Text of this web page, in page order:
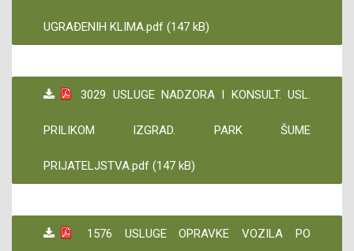
UGRAĐENIH KLIMA.pdf (147 kB)
3029 USLUGE NADZORA I KONSULT. USL.
PRILIKOM IZGRAD. PARK ŠUME
PRIJATELJSTVA.pdf (147 kB)
1576 USLUGE OPRAVKE VOZILA PO